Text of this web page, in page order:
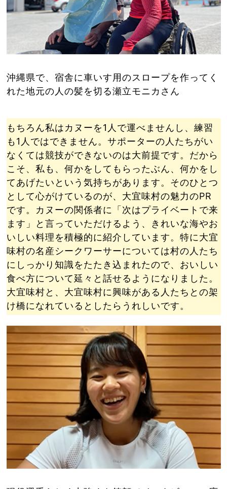
沖縄県で、宿舎に車いす用のスロープを作ってく
れた地元の人の髪を切る瀬立モニカさん
もちろん私はカヌーを1人で運べませんし、練習
も1人ではできません。サポーターの人たちがい
なくては競技ができないのは大前提です。だから
こそ、私も、何かをしてもらったぶん、何かをし
てあげたいという気持ちがあります。そのひとつ
として心がけているのが、大宜味村の魅力のPR
です。カヌーの関係者に「次はプライベートで来
ます」と言っていただけるよう、きれいな海やお
いしい料理を積極的に紹介しています。特に大宜
味村の名産シークワーサーについては村の人たち
にしっかり知識をたたき込まれたので、おいしい
食べ方について延々と話せるようになりました。
大宜味村と、大宜味村に興味がある人たちとの架
け橋になれているとしたらうれしいです。